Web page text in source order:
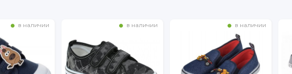
в наличии в наличии в наличии